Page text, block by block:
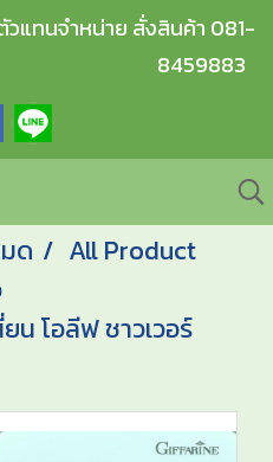
แทนจำหน่าย สั่งสินค้า 081-
8459883
ด
All Product
น โอลีฟ ชาวเวอร์